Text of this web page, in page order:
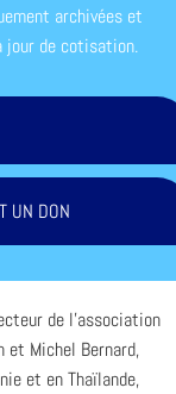
archivées et
jour de cotisation.
UN DON
de l’association
et Michel Bernard,
et en Thaïlande,